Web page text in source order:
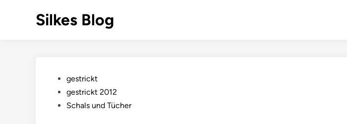
Silkes Blog
Postedgestrickt
gestrickt 2012
Schals und Tücher